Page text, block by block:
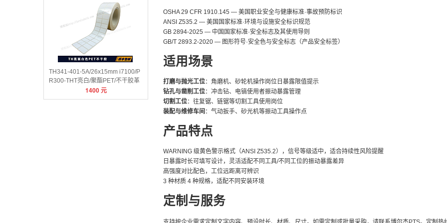
TH341-401-5A/26x15mm i7100/P
R300-THT亮白/聚酯PET/不干胶革
1400元
OSHA 29 CFR 1910.145 — 美国职业安全与健康标准·事故预防标识
ANSI Z535.2 — 美国国家标准·环境与设施安全标识规范
GB 2894-2025 — 中国国家标准·安全标志及其使用导则
GB/T 2893.2-2020 — 图形符号·安全色与安全标志（产品安全标签）
适用场景
打磨与抛光工位：角磨机、砂轮机操作岗位日暴露限值提示
钻孔与凿削工位：冲击钻、电镐使用者振动暴露管理
切割工位：往复锯、链锯等切割工具使用岗位
装配与维修车间 ：气动扳手、砂光机等振动工具操作点
产品特点
WARNING 级黄色警示格式（ANSI Z535.2），信号等级适中，适合持续性风险提醒
日暴露时长可填写设计，灵活适配不同工具/不同工位的振动暴露差异
高强度对比配色，工位远距离可辨识
3 种材质 4 种规格，适配不同安装环境
定制与服务